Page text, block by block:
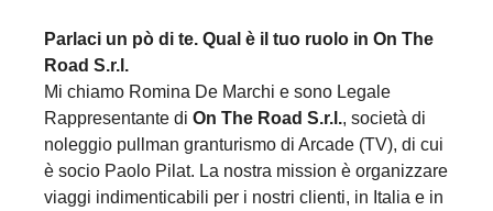
Parlaci un pò di te. Qual è il tuo ruolo in On The
Road S.r.l.
Mi chiamo Romina De Marchi e sono Legale
Rappresentante di On The Road S.r.l., società di
noleggio pullman granturismo di Arcade (TV), di cui
è socio Paolo Pilat. La nostra mission è organizzare
viaggi indimenticabili per i nostri clienti, in Italia e in